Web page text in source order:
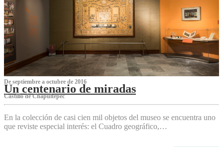
De septiembre a octubre de 2016
Un centenario de miradas
Castillo de Chapultepec
En la colección de casi cien mil objetos del museo se encuentra uno
que reviste especial interés: el Cuadro geográfico,…